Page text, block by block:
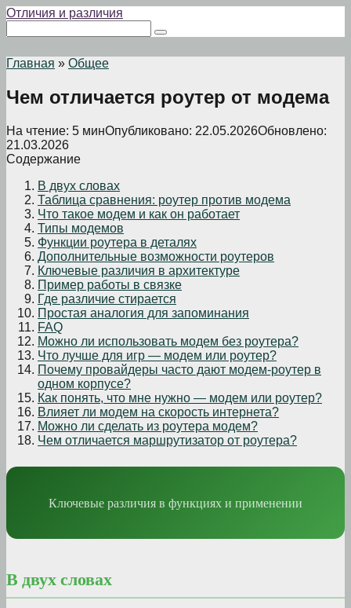
Перейти
контенту
Отличия и различия
Главная » Общее
Чем отличается роутер от модема
На чтение: 5 минОпубликовано: 22.05.2026Обновлено:
21.03.2026
Содержание
В двух словах
Таблица сравнения: роутер против модема
Что такое модем и как он работает
Типы модемов
Функции роутера в деталях
Дополнительные возможности роутеров
Ключевые различия в архитектуре
Пример работы в связке
Где различие стирается
Простая аналогия для запоминания
FAQ
Можно ли использовать модем без роутера?
Что лучше для игр — модем или роутер?
Почему провайдеры часто дают модем-роутер в
одном корпусе?
Как понять, что мне нужно — модем или роутер?
Влияет ли модем на скорость интернета?
Можно ли сделать из роутера модем?
Чем отличается маршрутизатор от роутера?
Ключевые различия в функциях и применении
В двух словах